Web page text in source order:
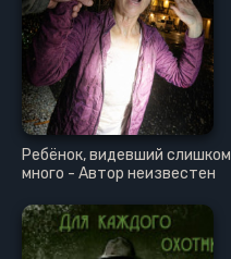
Ребёнок, видевший слишком
много - Автор неизвестен